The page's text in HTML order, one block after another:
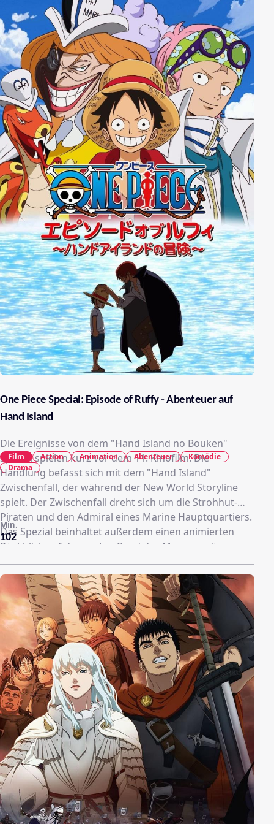
eine Menge Geld gewinnen, lässt Tesoro ein
gefährliches Spiel vorschlagen – mit hohem Profit,
aber auch hohem Risiko. Denn schnell geht es nicht
mehr nur um den Gewinn, sondern auch um Ruffys
Glück, Zorros Leben und Gildos riesigen Tresor …
One Piece Special: Episode of Ruffy - Abenteuer auf
Hand Island
Die Ereignisse von dem "Hand Island no Bouken"
Spezial spielen kurz vor dem 11. Kinofilm. Die
Handlung befasst sich mit dem "Hand Island"
Zwischenfall, der während der New World Storyline
spielt. Der Zwischenfall dreht sich um die Strohhut-
Piraten und den Admiral eines Marine Hauptquartiers.
Das Spezial beinhaltet außerdem einen animierten
Rückblick auf den ersten Band des Mangas mit
neueren Animationen.
102
Min.
Film Action Animation Abenteuer
Komödie
Drama